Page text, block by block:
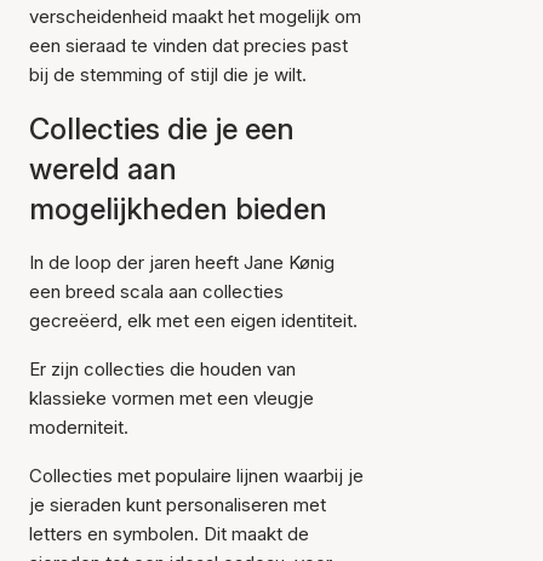
verscheidenheid maakt het mogelijk om
een sieraad te vinden dat precies past
bij de stemming of stijl die je wilt.
Collecties die je een
wereld aan
mogelijkheden bieden
In de loop der jaren heeft Jane Kønig
een breed scala aan collecties
gecreëerd, elk met een eigen identiteit.
Er zijn collecties die houden van
klassieke vormen met een vleugje
moderniteit.
Collecties met populaire lijnen waarbij je
je sieraden kunt personaliseren met
letters en symbolen. Dit maakt de